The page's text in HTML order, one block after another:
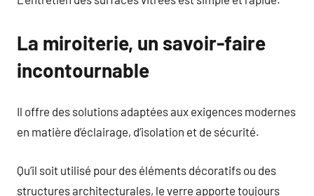
La miroiterie, un savoir-faire
incontournable
Il offre des solutions adaptées aux exigences modernes
en matière d’éclairage, d’isolation et de sécurité.
Qu’il soit utilisé pour des éléments décoratifs ou des
structures architecturales, le verre apporte toujours